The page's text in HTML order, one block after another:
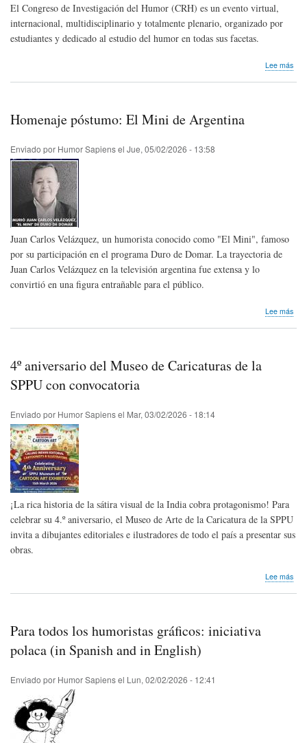
El Congreso de Investigación del Humor (CRH) es un evento virtual,
internacional, multidisciplinario y totalmente plenario, organizado por
estudiantes y dedicado al estudio del humor en todas sus facetas.
Lee más
Homenaje póstumo: El Mini de Argentina
Enviado por Humor Sapiensel Jue, 05/02/2026 - 13:58
Juan Carlos Velázquez, un humorista conocido como "El Mini", famoso
por su participación en el programa Duro de Domar. La trayectoria de
Juan Carlos Velázquez en la televisión argentina fue extensa y lo
convirtió en una figura entrañable para el público.
Lee más
4º aniversario del Museo de Caricaturas de la
SPPU con convocatoria
Enviado por Humor Sapiensel Mar, 03/02/2026 - 18:14
¡La rica historia de la sátira visual de la India cobra protagonismo! Para
celebrar su 4.º aniversario, el Museo de Arte de la Caricatura de la SPPU
invita a dibujantes editoriales e ilustradores de todo el país a presentar sus
obras.
Lee más
Para todos los humoristas gráficos: iniciativa
polaca (in Spanish and in English)
Enviado por Humor Sapiensel Lun, 02/02/2026 - 12:41